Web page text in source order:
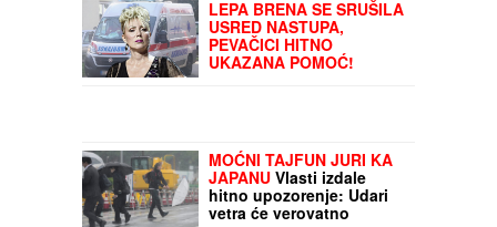
(FOTO, VODEO) "ZORAN
JE CELU PORODICU
MALTRETIRAO, SVE IH JE
TUKAO"Isplivali novi
otkrio koje pločice traju
najduže i najlakše se
održavaju